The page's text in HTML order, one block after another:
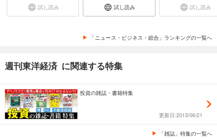
試し読み
週刊東洋経済 2025/11/22・11/29合併号
試し読み
あらすじを表示する
週刊東洋経済 2025/11/15号
880円 (税込)
カート
試し読み 試し読み 試し読み
「ニュース・ビジネス・総合」ランキングの一覧へ
週刊東洋経済 に関連する特集
投資の雑誌・書籍特集
更新日:2013/06/21
「雑誌」特集の一覧へ